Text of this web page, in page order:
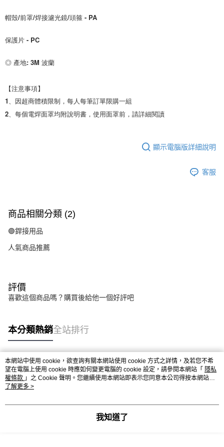
帽殼/前罩/焊接濾光鏡/頭箍 - PA
保護片 - PC
◎ 產地: 3M 波蘭
【注意事項】
1、因超商體積限制，每人每筆訂單限購一組
2、每個電焊面罩均附說明書，使用面罩前，請詳細閱讀
顯示電腦版詳細說明
客服
商品相關分類 (2)
🟣銲接用品
人氣商品推薦
評價
喜歡這個商品嗎？購買後給他一個好評吧
本分類熱銷全站排行
熱門標籤
本網站中使用 cookie，欲查詢有關本網站使用 cookie 方式之詳情，及若您不希
望在電腦上使用 cookie 時應如何變更電腦的 cookie 設定，請參閱本網站「 隱私
權條款 」之 Cookie 聲明。您繼續使用本網站即表示您同意本公司得按本網站使
用條款之 Cookie 聲明使用 cookie。
了解更多 >
我知道了